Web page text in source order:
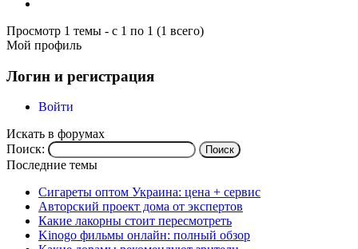
Просмотр 1 темы - с 1 по 1 (1 всего)
Мой профиль
Логин и регистрация
Войти
Искать в форумах
Поиск:
Последние темы
Сигареты оптом Украина: цена + сервис
Авторский проект дома от экспертов
Какие лакорны стоит пересмотреть
Kinogo фильмы онлайн: полный обзор